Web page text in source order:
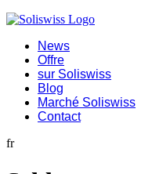
News
Offre
sur Soliswiss
Blog
Marché Soliswiss
Contact
fr